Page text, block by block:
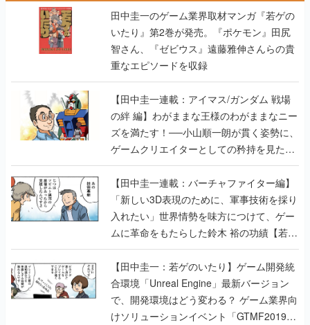
田中圭一のゲーム業界取材マンガ『若ゲの
いたり』第2巻が発売。『ポケモン』田尻
智さん、『ゼビウス』遠藤雅伸さんらの貴
重なエピソードを収録
【田中圭一連載：アイマス/ガンダム 戦場
の絆 編】わがままな王様のわがままなニー
ズを満たす！──小山順一朗が貫く姿勢に、
ゲームクリエイターとしての矜持を見た
【若ゲのいたり最終回】
【田中圭一連載：バーチャファイター編】
「新しい3D表現のために、軍事技術を採り
入れたい」世界情勢を味方につけて、ゲー
ムに革命をもたらした鈴木 裕の功績【若ゲ
のいたり】
【田中圭一：若ゲのいたり】ゲーム開発統
合環境「Unreal Engine」最新バージョン
で、開発環境はどう変わる？ ゲーム業界向
けソリューションイベント「GTMF2019」